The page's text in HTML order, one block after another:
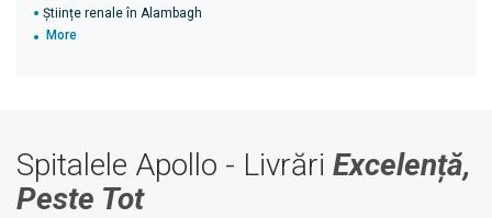
Științe renale în Alambagh
More
Spitalele Apollo - Livrări Excelență,
Peste Tot